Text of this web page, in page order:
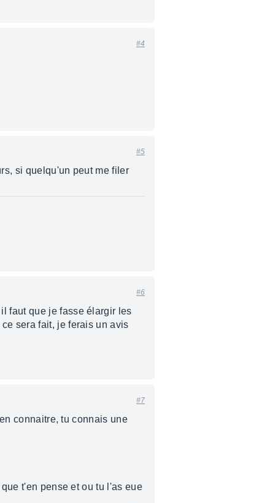
#4
#5
si quelqu'un peut me filer
#6
faut que je fasse élargir les
sera fait, je ferais un avis
#7
connaitre, tu connais une
t'en pense et ou tu l'as eue